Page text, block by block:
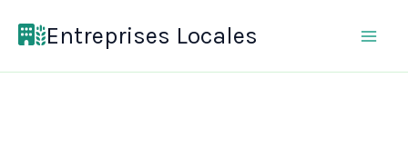
Entreprises Locales